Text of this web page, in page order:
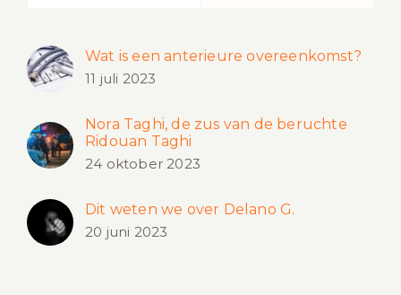
Wat is een anterieure overeenkomst?
11 juli 2023
Nora Taghi, de zus van de beruchte
Ridouan Taghi
24 oktober 2023
Dit weten we over Delano G.
20 juni 2023